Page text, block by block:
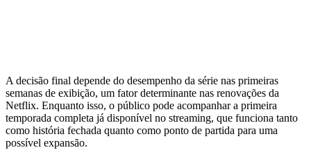
A decisão final depende do desempenho da série nas primeiras
semanas de exibição, um fator determinante nas renovações da
Netflix. Enquanto isso, o público pode acompanhar a primeira
temporada completa já disponível no streaming, que funciona tanto
como história fechada quanto como ponto de partida para uma
possível expansão.